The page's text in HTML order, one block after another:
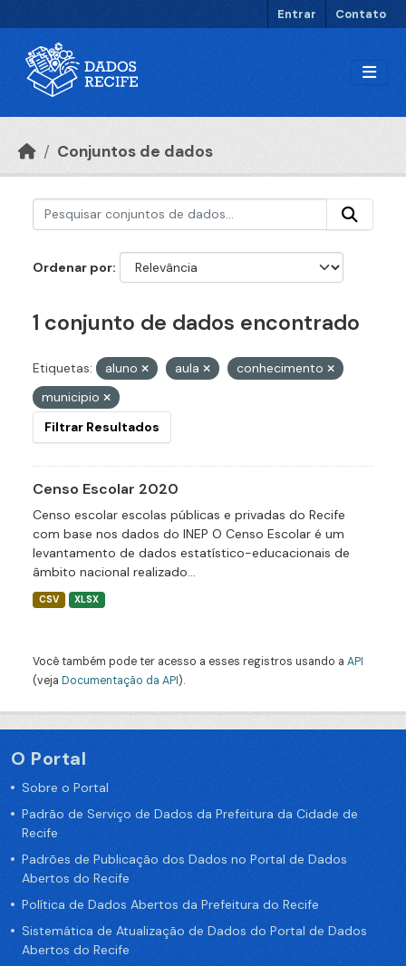
Entrar Contato
Conjuntos de dados
Ordenar por
1 conjunto de dados encontrado
Etiquetas: aluno aula
conhecimento
municipio
Filtrar Resultados
Censo Escolar 2020
Censo escolar escolas públicas e privadas do Recife
com base nos dados do INEP O Censo Escolar é um
levantamento de dados estatístico-educacionais de
âmbito nacional realizado...
CSV XLSX
Você também pode ter acesso a esses registros usando a API
(veja Documentação da API).
O Portal
Sobre o Portal
Padrão de Serviço de Dados da Prefeitura da Cidade de
Recife
Padrões de Publicação dos Dados no Portal de Dados
Abertos do Recife
Política de Dados Abertos da Prefeitura do Recife
Sistemática de Atualização de Dados do Portal de Dados
Abertos do Recife